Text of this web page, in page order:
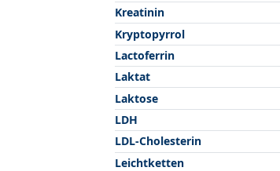
Kreatinin
Kryptopyrrol
Lactoferrin
Laktat
Laktose
LDH
LDL-Cholesterin
Leichtketten